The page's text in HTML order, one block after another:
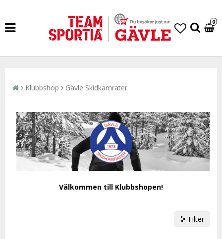
0
Klubbshop Gävle Skidkamrater
Välkommen till Klubbshopen!
Filter